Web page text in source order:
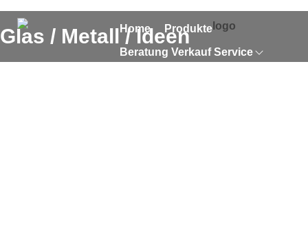
Home
Produkte
Beratung Verkauf Service
Glas / Metall / Ideen